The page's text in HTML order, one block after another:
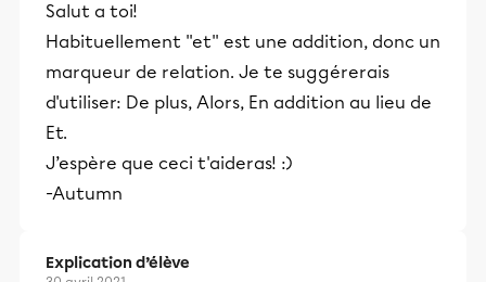
Salut a toi!
Habituellement ''et'' est une addition, donc un
marqueur de relation. Je te suggérerais
d'utiliser: De plus, Alors, En addition au lieu de
Et.
J’espère que ceci t'aideras! :)
-Autumn
Explication d’élève